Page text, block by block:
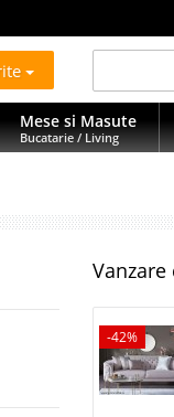
Mese si Masute
Bucatarie / Living
Vanzare
-42%